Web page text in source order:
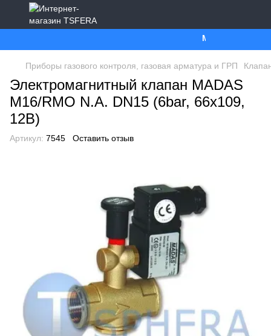
Ми працюємо.
Приборы газового контроля, газовая арматура и ГРП
Электромагнитный клапан MADAS
M16/RMO N.A. DN15 (6bar, 66x109,
12В)
Артикул: 7545 Оставить отзыв